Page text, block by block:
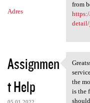
Adres
from
detail/
Assignmen
t Help
the
is the